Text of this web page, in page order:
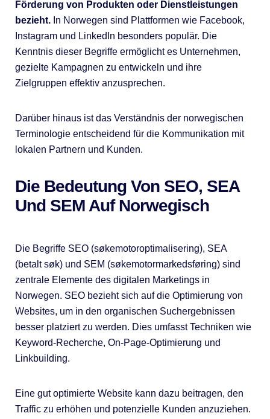
Förderung von Produkten oder Dienstleistungen
bezieht.In Norwegen sind Plattformen wie Facebook,
Instagram und LinkedIn besonders populär. Die
Kenntnis dieser Begriffe ermöglicht es Unternehmen,
gezielte Kampagnen zu entwickeln und ihre
Zielgruppen effektiv anzusprechen.
Darüber hinaus ist das Verständnis der norwegischen
Terminologie entscheidend für die Kommunikation mit
lokalen Partnern und Kunden.
Die Bedeutung Von SEO, SEA
Und SEM Auf Norwegisch
Die Begriffe SEO (søkemotoroptimalisering), SEA
(betalt søk) und SEM (søkemotormarkedsføring) sind
zentrale Elemente des digitalen Marketings in
Norwegen. SEO bezieht sich auf die Optimierung von
Websites, um in den organischen Suchergebnissen
besser platziert zu werden. Dies umfasst Techniken wie
Keyword-Recherche, On-Page-Optimierung und
Linkbuilding.
Eine gut optimierte Website kann dazu beitragen, den
Traffic zu erhöhen und potenzielle Kunden anzuziehen.